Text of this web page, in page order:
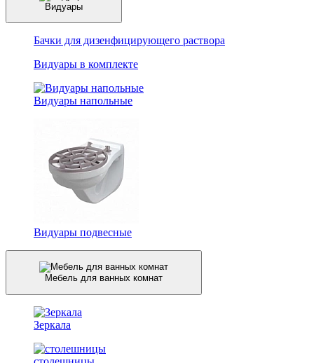
Видуары
Бачки для дизенфицирующего раствора
Видуары в комплекте
Видуары напольные
Видуары подвесные
Мебель для ванных комнат
Зеркала